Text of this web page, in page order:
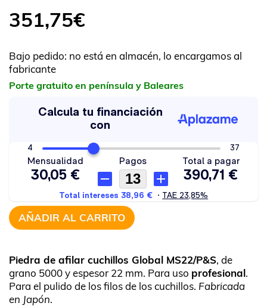
351,75€
Bajo pedido: no está en almacén, lo encargamos al
fabricante
Porte gratuito en península y Baleares
AÑADIR AL CARRITO
Piedra de afilar cuchillos Global MS22/P&S, de
grano 5000 y espesor 22 mm. Para uso profesional.
Para el pulido de los filos de los cuchillos. Fabricada
en Japón.